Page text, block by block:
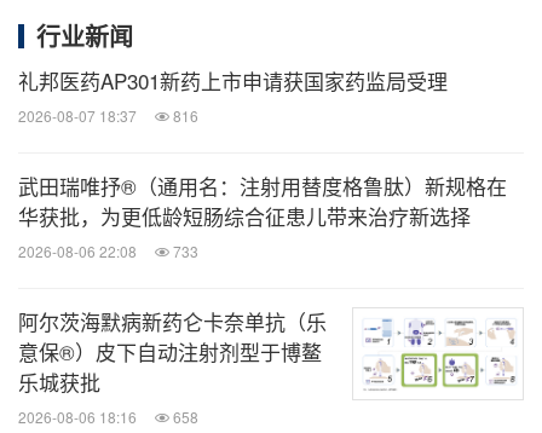
行业新闻
礼邦医药AP301新药上市申请获国家药监局受理
2026-08-07 18:37 816
武田瑞唯抒®（通用名：注射用替度格鲁肽）新规格在
华获批，为更低龄短肠综合征患儿带来治疗新选择
2026-08-06 22:08 733
阿尔茨海默病新药仑卡奈单抗（乐
意保®）皮下自动注射剂型于博鳌
乐城获批
2026-08-06 18:16 658